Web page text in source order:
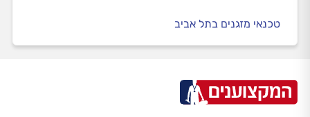
טכנאי מזגנים בתל אביב